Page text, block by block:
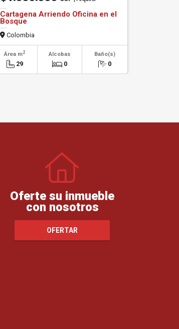
Cartagena Arriendo Oficina en el
Bosque
Colombia
Área m2
29
Alcobas
0
Baño(s)
0
Oferte su inmueble
con nosotros
OFERTAR